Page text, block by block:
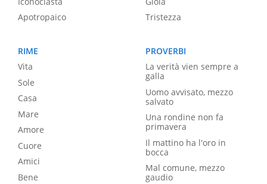
Apotropaico
Tristezza
RIME
Vita
Sole
Casa
Mare
Amore
Cuore
Amici
Bene
PROVERBI
La verità vien sempre a
galla
Uomo avvisato, mezzo
salvato
Una rondine non fa
primavera
Il mattino ha l'oro in
bocca
Mal comune, mezzo
gaudio